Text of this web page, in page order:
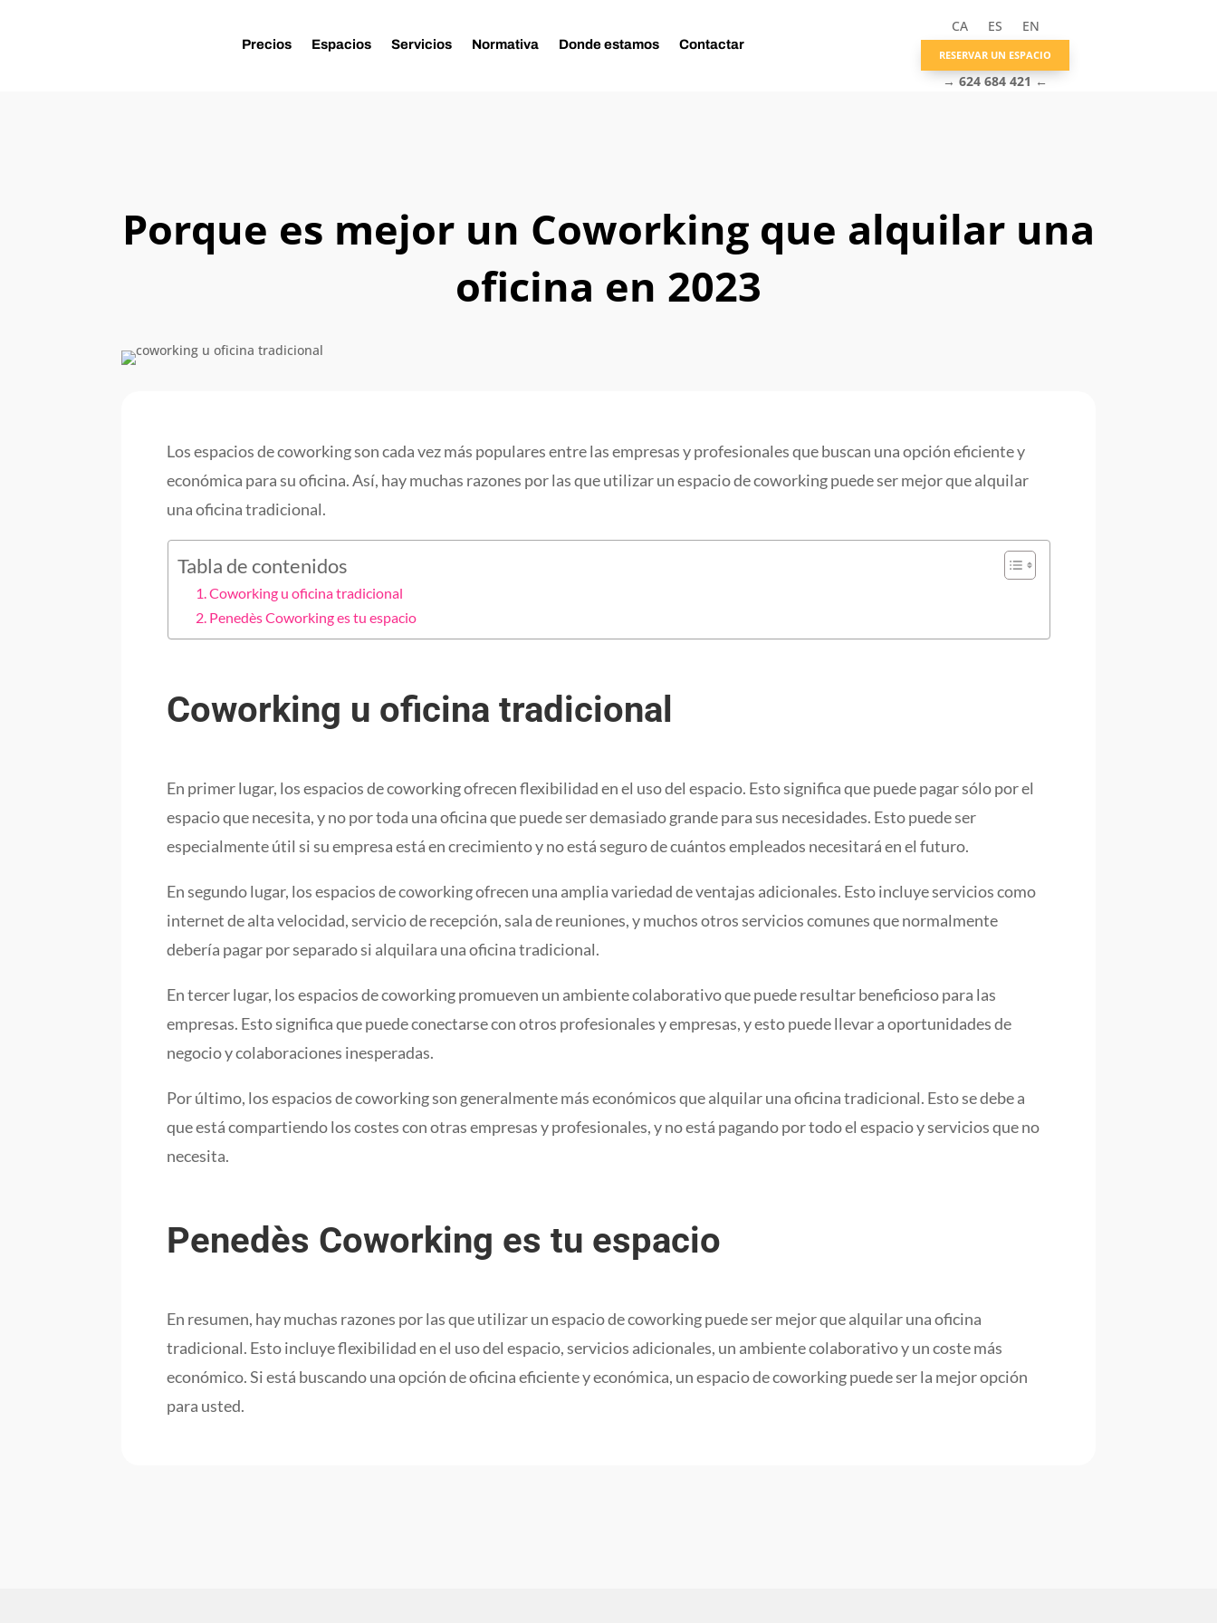
Precios Espacios Servicios Normativa Donde estamos Contactar
CA ES EN
RESERVAR UN ESPACIO
→624 684 421 ←
Porque es mejor un Coworking que alquilar una
oficina en 2023
Los espacios de coworking son cada vez más populares entre las empresas y profesionales que buscan una opción eficiente y
económica para su oficina. Así, hay muchas razones por las que utilizar un espacio de coworking puede ser mejor que alquilar
una oficina tradicional.
Tabla de contenidos
Coworking u oficina tradicional
Penedès Coworking es tu espacio
Coworking u oficina tradicional
En primer lugar, los espacios de coworking ofrecen flexibilidad en el uso del espacio. Esto significa que puede pagar sólo por el
espacio que necesita, y no por toda una oficina que puede ser demasiado grande para sus necesidades. Esto puede ser
especialmente útil si su empresa está en crecimiento y no está seguro de cuántos empleados necesitará en el futuro.
En segundo lugar, los espacios de coworking ofrecen una amplia variedad de ventajas adicionales. Esto incluye servicios como
internet de alta velocidad, servicio de recepción, sala de reuniones, y muchos otros servicios comunes que normalmente
debería pagar por separado si alquilara una oficina tradicional.
En tercer lugar, los espacios de coworking promueven un ambiente colaborativo que puede resultar beneficioso para las
empresas. Esto significa que puede conectarse con otros profesionales y empresas, y esto puede llevar a oportunidades de
negocio y colaboraciones inesperadas.
Por último, los espacios de coworking son generalmente más económicos que alquilar una oficina tradicional. Esto se debe a
que está compartiendo los costes con otras empresas y profesionales, y no está pagando por todo el espacio y servicios que no
necesita.
Penedès Coworking es tu espacio
En resumen, hay muchas razones por las que utilizar un espacio de coworking puede ser mejor que alquilar una oficina
tradicional. Esto incluye flexibilidad en el uso del espacio, servicios adicionales, un ambiente colaborativo y un coste más
económico. Si está buscando una opción de oficina eficiente y económica, un espacio de coworking puede ser la mejor opción
para usted.